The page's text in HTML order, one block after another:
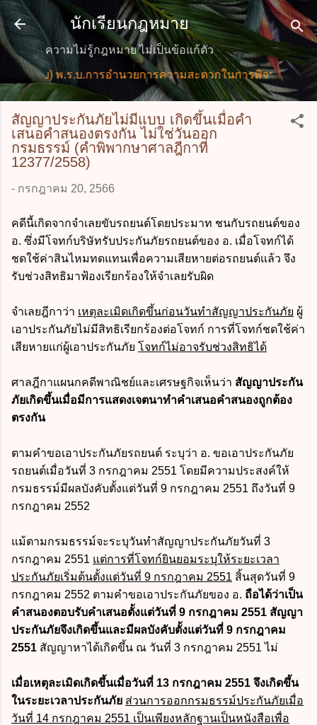
ข้ามไปที่เนื้อหาหลัก
นักเรียนกฎหมาย
ความไม่รู้กฎหมาย ไม่เป็นข้อแก้ตัว
บับ) พ.ร.บ.การอำนวยการความสะดวกในการพิจารณาอนุญาต
สัญญาประกันภัยไม่มีแบบ เกิดขึ้นเมื่อคำ
เสนอคำสนองตรงกัน ไม่ใช่วันออก
กรมธรรม์ (คำพิพากษาศาลฎีกาที่
12377/2558)
- กรกฎาคม 20, 2566
คดีนี้เกิดจากจำเลยขับรถยนต์โดยประมาท ชนกับรถยนต์ของ
อ. ซึ่งมีโจทก์บริษัทรับประกันภัยรถยนต์ของ อ. เมื่อโจทก์ได้
ชดใช้ค่าสินไหมทดแทนเพื่อความเสียหายต่อรถยนต์แล้ว จึง
รับช่วงสิทธิมาฟ้องเรียกร้องให้จำเลยรับผิด
จำเลยฎีกาว่า เหตุละเมิดเกิดขึ้นก่อนวันทำสัญญาประกันภัย ผู้
เอาประกันภัยไม่มีสิทธิเรียกร้องต่อโจทก์ การที่โจทก์ชดใช้ค่า
เสียหายแก่ผู้เอาประกันภัย โจทก์ไม่อาจรับช่วงสิทธิได้
ศาลฎีกาแผนกคดีพาณิชย์และเศรษฐกิจเห็นว่า สัญญาประกัน
ภัยเกิดขึ้นเมื่อมีการแสดงเจตนาทำคำเสนอคำสนองถูกต้อง
ตรงกัน
ตามคำขอเอาประกันภัยรถยนต์ ระบุว่า อ. ขอเอาประกันภัย
รถยนต์เมื่อวันที่ 3 กรกฎาคม 2551 โดยมีความประสงค์ให้
กรมธรรม์มีผลบังคับตั้งแต่วันที่ 9 กรกฎาคม 2551 ถึงวันที่ 9
กรกฎาคม 2552
แม้ตามกรมธรรม์จะระบุวันทำสัญญาประกันภัยวันที่ 3
กรกฎาคม 2551 แต่การที่โจทก์ยินยอมระบุให้ระยะเวลา
ประกันภัยเริ่มต้นตั้งแต่วันที่ 9 กรกฎาคม 2551 สิ้นสุดวันที่ 9
กรกฎาคม 2552 ตามคำขอเอาประกันภัยของ อ. ถือได้ว่าเป็น
คำสนองตอบรับคำเสนอตั้งแต่วันที่ 9 กรกฎาคม 2551 สัญญา
ประกันภัยจึงเกิดขึ้นและมีผลบังคับตั้งแต่วันที่ 9 กรกฎาคม
2551 สัญญาหาได้เกิดขึ้น ณ วันที่ 3 กรกฎาคม 2551 ไม่
เมื่อเหตุละเมิดเกิดขึ้นเมื่อวันที่ 13 กรกฎาคม 2551 จึงเกิดขึ้น
ในระยะเวลาประกันภัย ส่วนการออกกรมธรรม์ประกันภัยเมื่อ
วันที่ 14 กรกฎาคม 2551 เป็นเพียงหลักฐานเป็นหนังสือเพื่อ